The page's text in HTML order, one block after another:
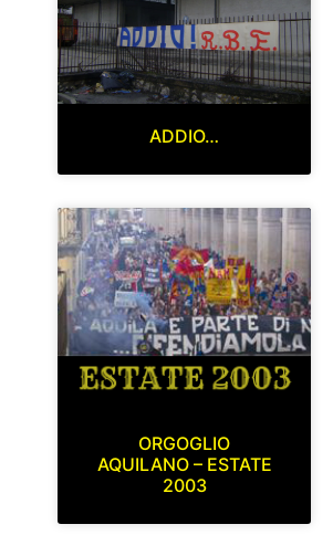
ADDIO…
ORGOGLIO
AQUILANO – ESTATE
2003